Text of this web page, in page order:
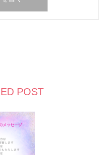
POST